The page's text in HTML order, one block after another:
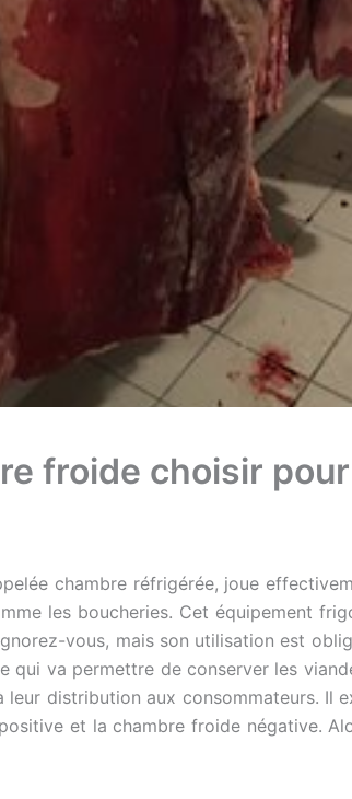
froide choisir
chambre réfrigérée, joue
les boucheries. Cet équipement
vous, mais son utilisation est
qui va permettre de conserver les
leur distribution aux consommateurs. Il
et la chambre froide négative.